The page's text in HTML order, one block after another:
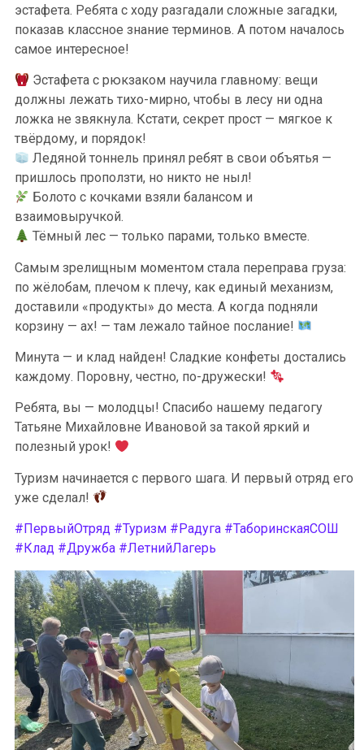
эстафета. Ребята с ходу разгадали сложные загадки,
показав классное знание терминов. А потом началось
самое интересное!
Эстафета с рюкзаком научила главному: вещи
должны лежать тихо-мирно, чтобы в лесу ни одна
ложка не звякнула. Кстати, секрет прост — мягкое к
твёрдому, и порядок!
Ледяной тоннель принял ребят в свои объятья —
пришлось проползти, но никто не ныл!
Болото с кочками взяли балансом и
взаимовыручкой.
Тёмный лес — только парами, только вместе.
Самым зрелищным моментом стала переправа груза:
по жёлобам, плечом к плечу, как единый механизм,
доставили «продукты» до места. А когда подняли
корзину — ах! — там лежало тайное послание!
Минута — и клад найден! Сладкие конфеты достались
каждому. Поровну, честно, по-дружески!
Ребята, вы — молодцы! Спасибо нашему педагогу
Татьяне Михайловне Ивановой за такой яркий и
полезный урок!
Туризм начинается с первого шага. И первый отряд его
уже сделал!
#ПервыйОтряд #Туризм #Радуга #ТаборинскаяСОШ
#Клад #Дружба #ЛетнийЛагерь